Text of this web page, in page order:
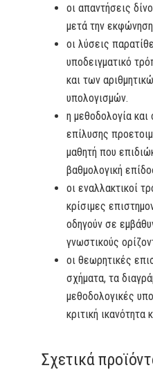
οι απαντήσεις
μετά την
οι λύσεις
υποδειγματικό
και των
υπολογισμών.
η μεθοδολογία
επίλυσης
μαθητή που
βαθμολογική
οι εναλλακτικοί
κρίσιμες
οδηγούν σε
γνωστικούς
οι θεωρητικές
σχήματα, τα
μεθοδολογικές
κριτική ικανότητα
Σχετικά